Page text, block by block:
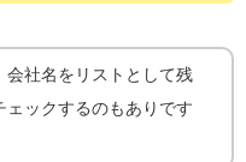
会社名をリストとして残
ェックするのもありです